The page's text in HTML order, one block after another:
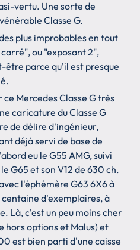
vertu. Une sorte de
Classe G.
plus improbables en tout
ou "exposant 2",
être parce qu'il est presque
Mercedes Classe G très
caricature du Classe G
de délire d'ingénieur,
déjà servi de base de
eu le G55 AMG, suivi
G65 et son V12 de 630 ch.
l'éphémère G63 6X6 à
d'exemplaires, à
Là, c'est un peu moins cher
options et Malus) et
est bien parti d'une caisse